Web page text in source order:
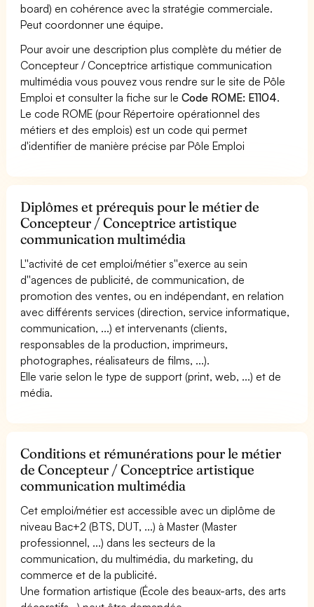
board) en cohérence avec la stratégie commerciale.
Peut coordonner une équipe.
Pour avoir une description plus complète du métier de
Concepteur / Conceptrice artistique communication
multimédia vous pouvez vous rendre sur le site de Pôle
Emploi et consulter la fiche sur leCode ROME: E1104.
Le code ROME (pour Répertoire opérationnel des
métiers et des emplois) est un code qui permet
d'identifier de manière précise par Pôle Emploi
Diplômes et prérequis pour le métier de
Concepteur / Conceptrice artistique
communication multimédia
L''activité de cet emploi/métier s''exerce au sein
d''agences de publicité, de communication, de
promotion des ventes, ou en indépendant, en relation
avec différents services (direction, service informatique,
communication, ...) et intervenants (clients,
responsables de la production, imprimeurs,
photographes, réalisateurs de films, ...).
Elle varie selon le type de support (print, web, ...) et de
média.
Conditions et rémunérations pour le métier
de Concepteur / Conceptrice artistique
communication multimédia
Cet emploi/métier est accessible avec un diplôme de
niveau Bac+2 (BTS, DUT, ...) à Master (Master
professionnel, ...) dans les secteurs de la
communication, du multimédia, du marketing, du
commerce et de la publicité.
Une formation artistique (École des beaux-arts, des arts